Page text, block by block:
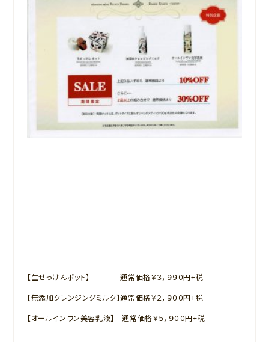
【生せっけんポット】 通常価格￥３，９９０円+税
【無添加クレンジングミルク】通常価格￥２，９００円+税
【オールインワン美容乳液】 通常価格￥５，９００円+税